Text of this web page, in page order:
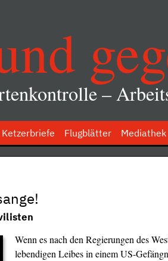
–
Ketzerbriefe Flugblätter Mediathek
Wenn es nach den Regierungen des
lebendigen Leibes in einem US-